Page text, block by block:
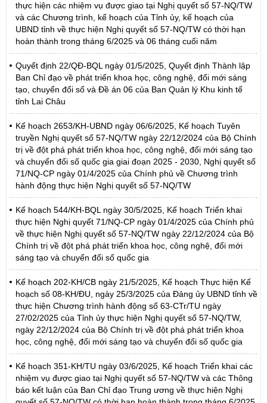
thực hiện các nhiệm vụ được giao tại Nghị quyết số 57-NQ/TW
và các Chương trình, kế hoạch của Tỉnh ủy, kế hoạch của
UBND tỉnh về thực hiện Nghị quyết số 57-NQ/TW có thời hạn
hoàn thành trong tháng 6/2025 và 06 tháng cuối năm
Quyết định 22/QĐ-BQL ngày 01/5/2025, Quyết định Thành lập
Ban Chỉ đạo về phát triển khoa học, công nghệ, đổi mới sáng
tạo, chuyển đổi số và Đề án 06 của Ban Quản lý Khu kinh tế
tỉnh Lai Châu
Kế hoạch 2653/KH-UBND ngày 06/6/2025, Kế hoạch Tuyên
truyền Nghị quyết số 57-NQ/TW ngày 22/12/2024 của Bộ Chính
trị về đột phá phát triển khoa học, công nghệ, đổi mới sáng tạo
và chuyển đổi số quốc gia giai đoạn 2025 - 2030, Nghị quyết số
71/NQ-CP ngày 01/4/2025 của Chính phủ về Chương trình
hành động thực hiện Nghị quyết số 57-NQ/TW
Kế hoạch 544/KH-BQL ngày 30/5/2025, Kế hoạch Triển khai
thực hiện Nghị quyết 71/NQ-CP ngày 01/4/2025 của Chính phủ
về thực hiện Nghị quyết số 57-NQ/TW ngày 22/12/2024 của Bộ
Chính trị về đột phá phát triển khoa học, công nghệ, đổi mới
sáng tạo và chuyển đổi số quốc gia
Kế hoạch 202-KH/CB ngày 21/5/2025, Kế hoạch Thực hiện Kế
hoạch số 08-KH/ĐU, ngày 25/3/2025 của Đảng ủy UBND tỉnh về
thực hiện Chương trình hành động số 63-CTr/TU ngày
27/02/2025 của Tỉnh ủy thực hiện Nghị quyết số 57-NQ/TW,
ngày 22/12/2024 của Bộ Chính trị về đột phá phát triển khoa
học, công nghệ, đổi mới sáng tạo và chuyển đổi số quốc gia
Kế hoạch 351-KH/TU ngày 03/6/2025, Kế hoạch Triển khai các
nhiệm vụ được giao tại Nghị quyết số 57-NQ/TW và các Thông
báo kết luận của Ban Chỉ đạo Trung ương về thực hiện Nghị